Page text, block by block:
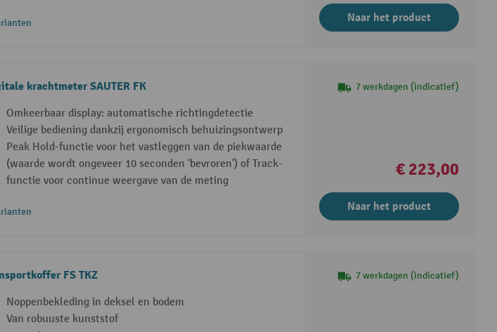
Naar het product
krachtmeter SAUTER FK
Omkeerbaar display: automatische richtingdetectie
Veilige bediening dankzij ergonomisch behuizingsontwerp
Peak Hold-functie voor het vastleggen van de piekwaarde
(waarde wordt ongeveer 10 seconden 'bevroren') of Track-
functie voor continue weergave van de meting
7 werkdagen (indicatief)
€ 223,00
Naar het product
FS TKZ
Noppenbekleding in deksel en bodem
Van robuuste kunststof
7 werkdagen (indicatief)